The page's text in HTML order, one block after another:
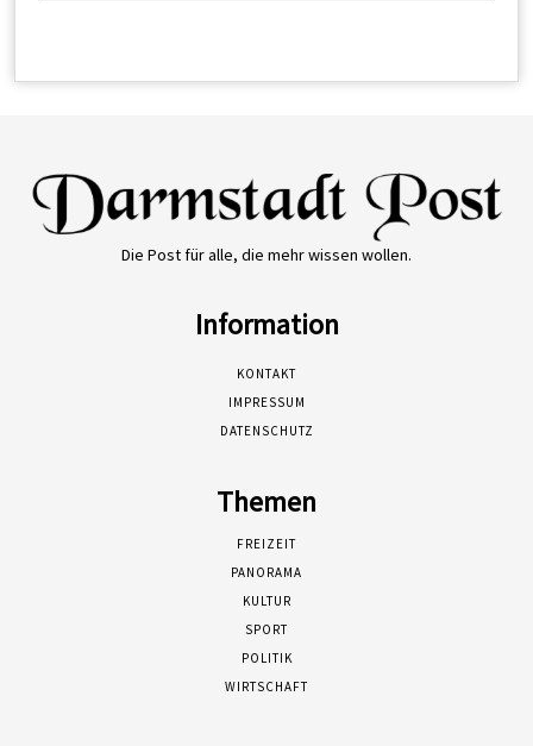
Die Post für alle, die mehr wissen wollen.
Information
KONTAKT
IMPRESSUM
DATENSCHUTZ
Themen
FREIZEIT
PANORAMA
KULTUR
SPORT
POLITIK
WIRTSCHAFT